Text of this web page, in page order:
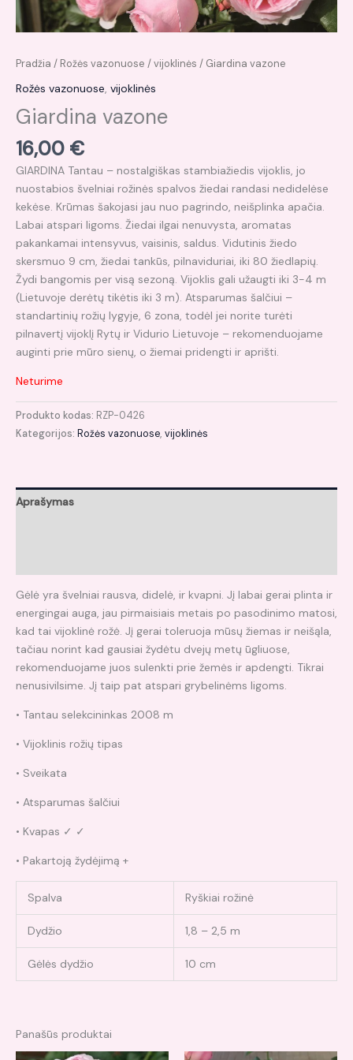
Pradžia / Rožės vazonuose /vijoklinės / Giardina vazone
Rožės vazonuose, vijoklinės
Giardina vazone
16,00 €
GIARDINA Tantau – nostalgiškas stambiažiedis vijoklis, jo
nuostabios švelniai rožinės spalvos žiedai randasi nedidelėse
kekėse. Krūmas šakojasi jau nuo pagrindo, neišplinka apačia.
Labai atspari ligoms. Žiedai ilgai nenuvysta, aromatas
pakankamai intensyvus, vaisinis, saldus. Vidutinis žiedo
skersmuo 9 cm, žiedai tankūs, pilnaviduriai, iki 80 žiedlapių.
Žydi bangomis per visą sezoną. Vijoklis gali užaugti iki 3-4 m
(Lietuvoje derėtų tikėtis iki 3 m). Atsparumas šalčiui –
standartinių rožių lygyje, 6 zona, todėl jei norite turėti
pilnavertį vijoklį Rytų ir Vidurio Lietuvoje – rekomenduojame
auginti prie mūro sienų, o žiemai pridengti ir aprišti.
Neturime
Produkto kodas: RZP-0426
Kategorijos: Rožės vazonuose, vijoklinės
Aprašymas
Gėlė yra švelniai rausva, didelė, ir kvapni. Jį labai gerai plinta ir
energingai auga, jau pirmaisiais metais po pasodinimo matosi,
kad tai vijoklinė rožė. Jį gerai toleruoja mūsų žiemas ir neišąla,
tačiau norint kad gausiai žydėtu dvejų metų ūgliuose,
rekomenduojame juos sulenkti prie žemės ir apdengti. Tikrai
nenusivilsime. Jį taip pat atspari grybelinėms ligoms.
• Tantau selekcininkas 2008 m
• Vijoklinis rožių tipas
• Sveikata
• Atsparumas šalčiui
• Kvapas ✓ ✓
• Pakartoją žydėjimą +
Spalva Ryškiai rožinė
Dydžio 1,8 – 2,5 m
Gėlės dydžio 10 cm
Panašūs produktai
OriginalCurrent